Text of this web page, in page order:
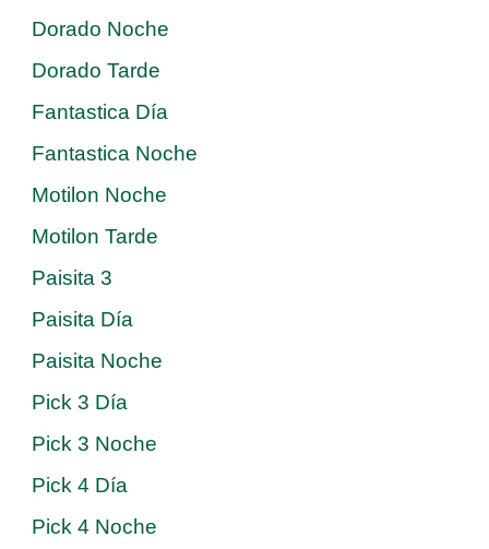
Dorado Noche
Dorado Tarde
Fantastica Día
Fantastica Noche
Motilon Noche
Motilon Tarde
Paisita 3
Paisita Día
Paisita Noche
Pick 3 Día
Pick 3 Noche
Pick 4 Día
Pick 4 Noche